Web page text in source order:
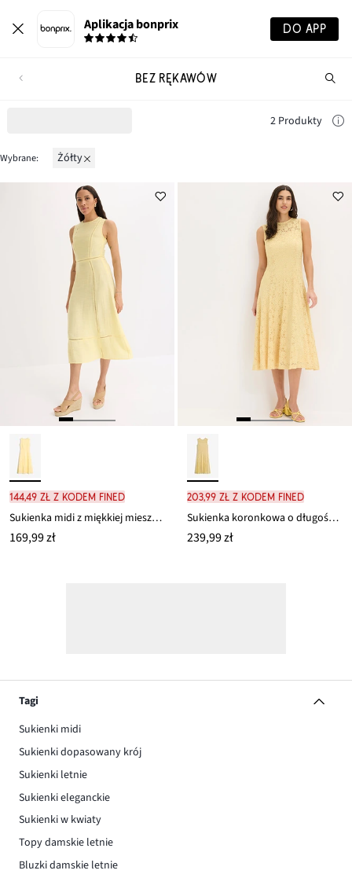
Aplikacja bonprix DO APP
BEZ RĘKAWÓW
2 Produkty
Wybrane: żółty
144,49 zł z kodem FINED
Sukienka midi z miękkiej mieszanki wiskozy
169,99 zł
203,99 zł z kodem FINED
Sukienka koronkowa o długości midi
239,99 zł
Tagi
Sukienki midi
Sukienki dopasowany krój
Sukienki letnie
Sukienki eleganckie
Sukienki w kwiaty
Topy damskie letnie
Bluzki damskie letnie